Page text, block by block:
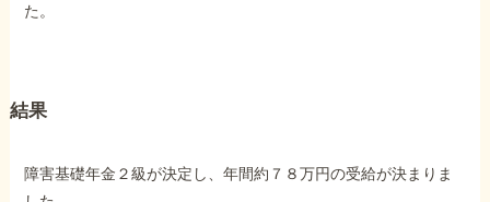
た。
結果
障害基礎年金２級が決定し、年間約７８万円の受給が決まりま